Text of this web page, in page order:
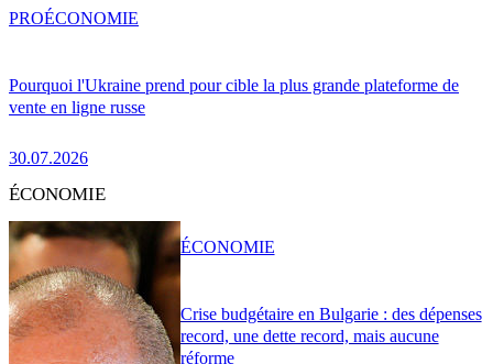
Pourquoi l'Ukraine prend pour cible la plus grande plateforme de
vente en ligne russe
30.07.2026
PROÉCONOMIE
ÉCONOMIE
Crise budgétaire en Bulgarie : des dépenses
record, une dette record, mais aucune
réforme
ÉCONOMIE